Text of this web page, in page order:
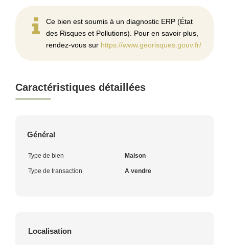
Ce bien est soumis à un diagnostic ERP (État
des Risques et Pollutions). Pour en savoir plus,
rendez-vous sur https://www.georisques.gouv.fr/
Caractéristiques détaillées
Général
Type de bien Maison
Type de transaction A vendre
Localisation